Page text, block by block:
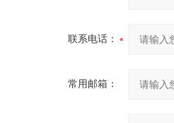
联系电话：
常用邮箱：